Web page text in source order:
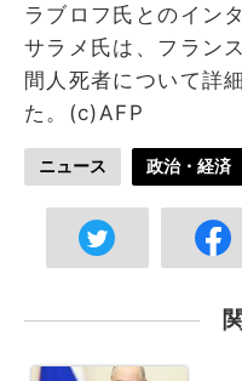
ラブロフ氏とのイン
サラメ氏は、フラン
間人死者について詳
た。(c)AFP
ニュース 政治・経済